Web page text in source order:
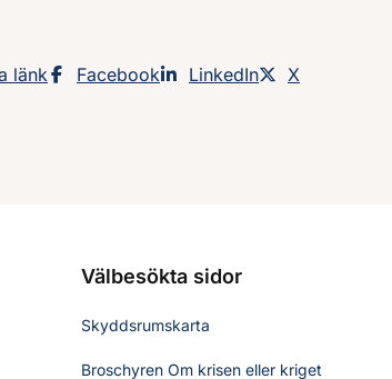
sidans
länk Dela sidan på
Facebook Dela sidan på
LinkedIn Dela sidan på
X
Välbesökta sidor
Skyddsrumskarta
Broschyren Om krisen eller kriget